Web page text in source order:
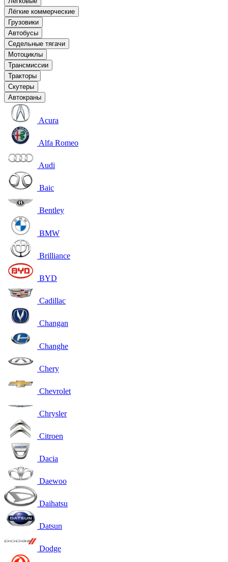
Лёгкие коммерческие
Грузовики
Автобусы
Седельные тягачи
Мотоциклы
Трансмиссии
Тракторы
Скутеры
Автокраны
Acura
Alfa Romeo
Audi
Baic
Bentley
BMW
Brilliance
BYD
Cadillac
Changan
Changhe
Chery
Chevrolet
Chrysler
Citroen
Dacia
Daewoo
Daihatsu
Datsun
Dodge